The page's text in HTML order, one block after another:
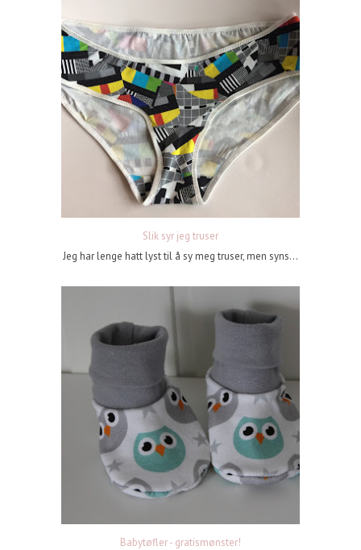
Slik syr jeg truser
Jeg har lenge hatt lyst til å sy meg truser, men syns...
Babytøfler - gratismønster!